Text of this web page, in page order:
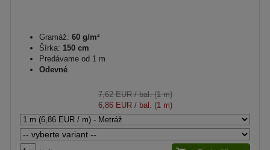
Gramáž: 60 g/m²
Šírka: 150 cm
Predávame od 1 m
Odevné
7,62 EUR/ bal. (1 m)
6,86 EUR/ bal. (1 m)